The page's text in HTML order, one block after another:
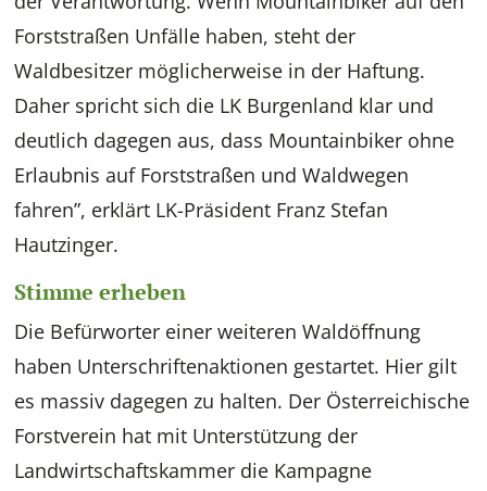
Forststraßen Unfälle haben, steht der
Waldbesitzer möglicherweise in der Haftung.
Daher spricht sich die LK Burgenland klar und
deutlich dagegen aus, dass Mountainbiker ohne
Erlaubnis auf Forststraßen und Waldwegen
fahren”, erklärt LK-Präsident Franz Stefan
Hautzinger.
Stimme erheben
Die Befürworter einer weiteren Waldöffnung
haben Unterschriftenaktionen gestartet. Hier gilt
es massiv dagegen zu halten. Der Österreichische
Forstverein hat mit Unterstützung der
Landwirtschaftskammer die Kampagne